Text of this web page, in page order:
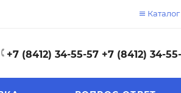
Каталог
+7 (8412) 34-55-57 +7 (8412) 34-